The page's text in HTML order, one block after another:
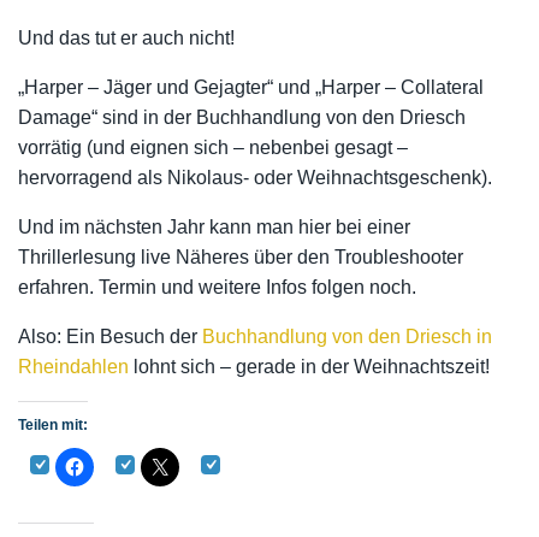
Und das tut er auch nicht!
„Harper – Jäger und Gejagter“ und „Harper – Collateral
Damage“ sind in der Buchhandlung von den Driesch
vorrätig (und eignen sich – nebenbei gesagt –
hervorragend als Nikolaus- oder Weihnachtsgeschenk).
Und im nächsten Jahr kann man hier bei einer
Thrillerlesung live Näheres über den Troubleshooter
erfahren. Termin und weitere Infos folgen noch.
Also: Ein Besuch der Buchhandlung von den Driesch in
Rheindahlen lohnt sich – gerade in der Weihnachtszeit!
Teilen mit: